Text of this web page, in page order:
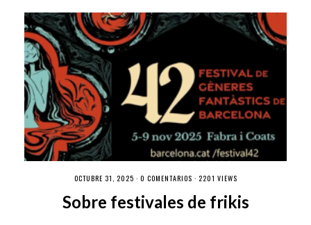
OCTUBRE 31, 2025 · 0 COMENTARIOS · 2201 VIEWS
Sobre festivales de frikis